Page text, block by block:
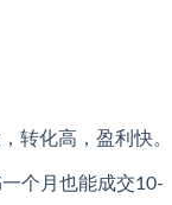
转化高，盈利快。
个月也能成交10-